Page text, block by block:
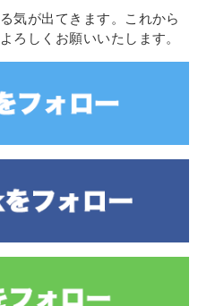
気が出てきます。これから
ろしくお願いいたします。